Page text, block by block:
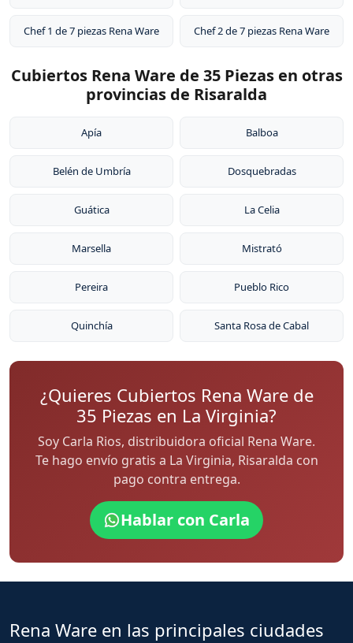
Chef 1 de 7 piezas Rena Ware Chef 2 de 7 piezas Rena Ware
Cubiertos Rena Ware de 35 Piezas en otras
provincias de Risaralda
Apía Balboa
Belén de Umbría Dosquebradas
Guática La Celia
Marsella Mistrató
Pereira Pueblo Rico
Quinchía Santa Rosa de Cabal
¿Quieres Cubiertos Rena Ware de
35 Piezas en La Virginia?
Soy Carla Rios, distribuidora oficial Rena Ware.
Te hago envío gratis a La Virginia, Risaralda con
pago contra entrega.
Hablar con Carla
Rena Ware en las principales ciudades